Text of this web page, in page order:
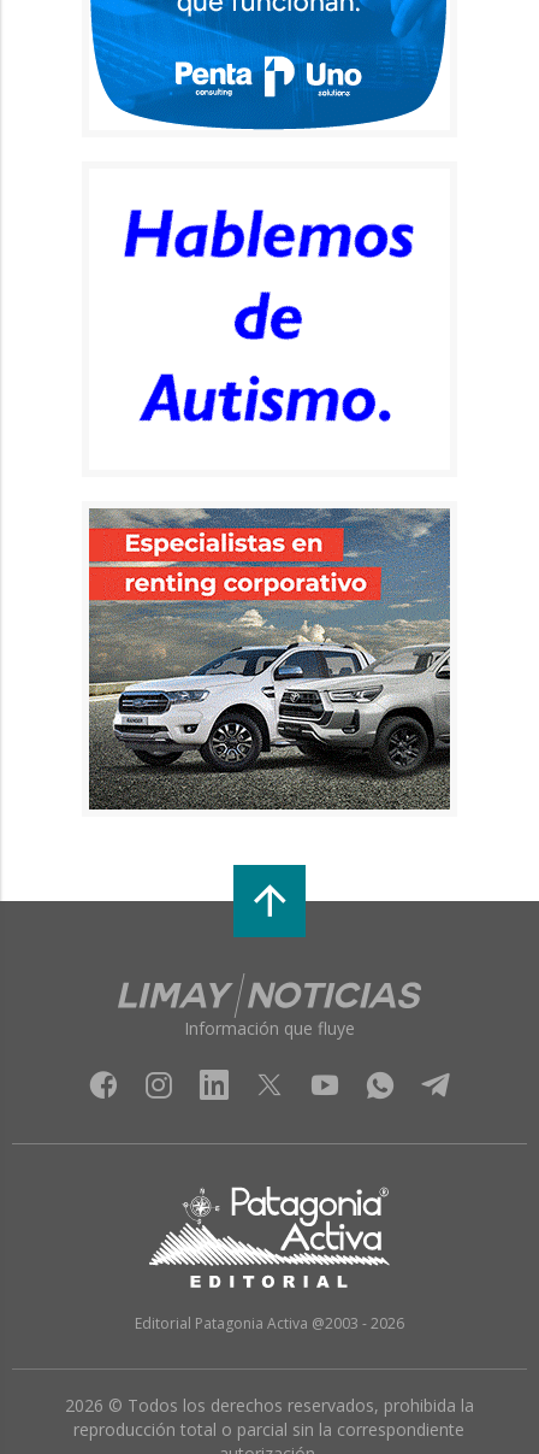
Información que fluye
Editorial Patagonia Activa @2003 - 2026
2026 © Todos los derechos reservados, prohibida la
reproducción total o parcial sin la correspondiente